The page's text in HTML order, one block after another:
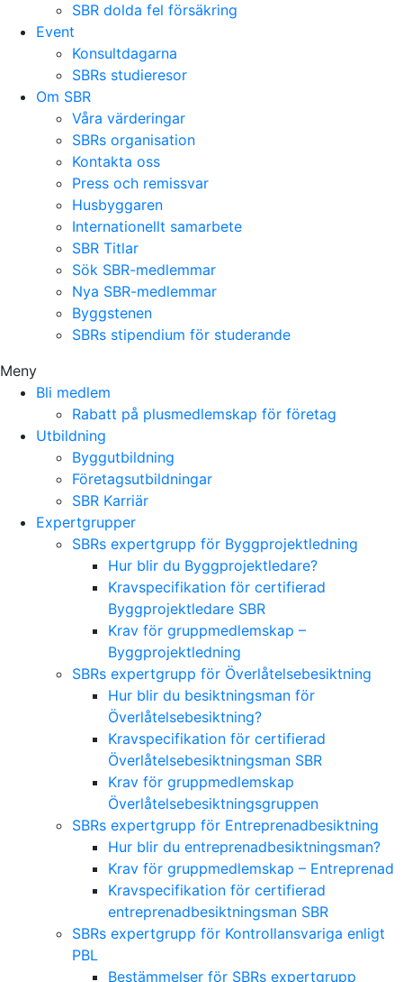
SBR dolda fel försäkring
Event
Konsultdagarna
SBRs studieresor
Om SBR
Våra värderingar
SBRs organisation
Kontakta oss
Press och remissvar
Husbyggaren
Internationellt samarbete
SBR Titlar
Sök SBR-medlemmar
Nya SBR-medlemmar
Byggstenen
SBRs stipendium för studerande
Meny
Bli medlem
Rabatt på plusmedlemskap för företag
Utbildning
Byggutbildning
Företagsutbildningar
SBR Karriär
Expertgrupper
SBRs expertgrupp för Byggprojektledning
Hur blir du Byggprojektledare?
Kravspecifikation för certifierad
Byggprojektledare SBR
Krav för gruppmedlemskap –
Byggprojektledning
SBRs expertgrupp för Överlåtelsebesiktning
Hur blir du besiktningsman för
Överlåtelsebesiktning?
Kravspecifikation för certifierad
Överlåtelsebesiktningsman SBR
Krav för gruppmedlemskap
Överlåtelsebesiktningsgruppen
SBRs expertgrupp för Entreprenadbesiktning
Hur blir du entreprenadbesiktningsman?
Krav för gruppmedlemskap – Entreprenad
Kravspecifikation för certifierad
entreprenadbesiktningsman SBR
SBRs expertgrupp för Kontrollansvariga enligt
PBL
Bestämmelser för SBRs expertgrupp